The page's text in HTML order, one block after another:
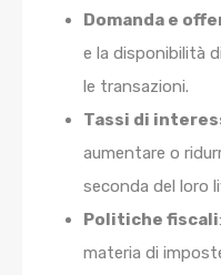
Domanda e
e la disponibilità
le transazioni.
Tassi di
aumentare o
seconda del loro
Politiche fiscali
materia di